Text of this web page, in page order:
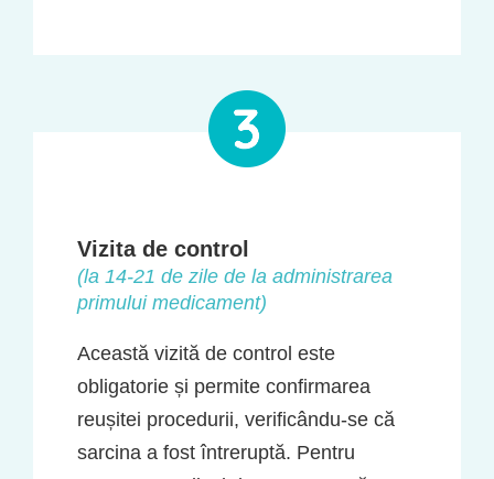
Vizita de control
(la 14-21 de zile de la administrarea
primului medicament)
Această vizită de control este
obligatorie și permite confirmarea
reușitei procedurii, verificându-se că
sarcina a fost întreruptă. Pentru